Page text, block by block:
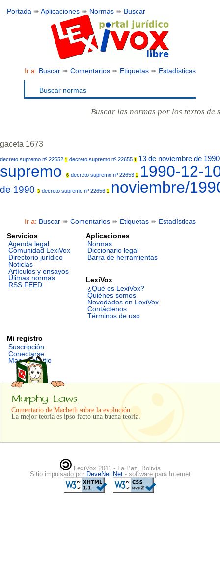
Portada ➠Aplicaciones ➠ Normas ➠ Buscar
Ir a: Buscar➠ Comentarios➠ Etiquetas➠ Estadísticas
Buscar normas
Buscar las normas por los textos de
gaceta 1673
decreto supremo nº 22652 1 decreto supremo nº 22655 1 13 de noviembre de
supremo 6 decreto supremo nº 22653 1 1990-12-
de 1990 3 decreto supremo nº 22656 1 noviembre/
Ir a: Buscar➠ Comentarios➠ Etiquetas➠ Estadísticas
Servicios
Agenda legal
Comunidad LexiVox
Directorio jurídico
Noticias
Artículos y ensayos
Úlimas normas
RSS FEED
Aplicaciones
Normas
Diccionario legal
Barra de herramientas
LexiVox
¿Qué es LexiVox?
Quiénes somos
Novedades en LexiVox
Contáctenos
Términos de uso
Mi registro
Suscripción
Conectarse
Mapa del sitio
Comentario de Macbeth sobre la evolución
La mejor teoría es ipso factouna buena teoría.
LexiVox 2011 - La Paz, Bolivia
Sitio impulsado por DeveNet.Net - software para Internet